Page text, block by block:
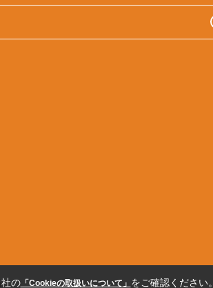
の「Cookieの取扱いについて」 をご確認ください。